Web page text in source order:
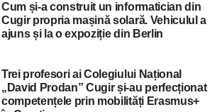
Cum și-a construit un informatician din
Cugir propria mașină solară. Vehiculul a
ajuns și la o expoziție din Berlin
Trei profesori ai Colegiului Național
„David Prodan” Cugir și-au perfecționat
competențele prin mobilități Erasmus+